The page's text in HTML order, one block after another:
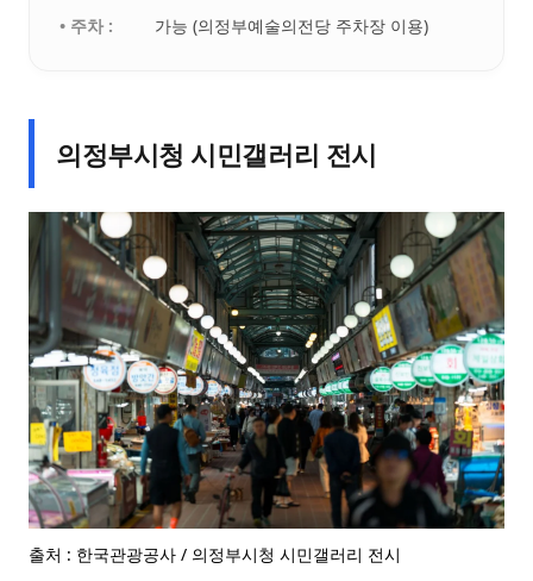
• 주차 :
가능 (의정부예술의전당 주차장 이용)
의정부시청 시민갤러리 전시
출처 : 한국관광공사 / 의정부시청 시민갤러리 전시